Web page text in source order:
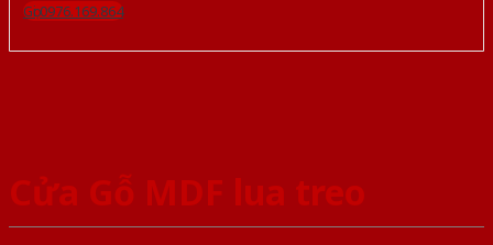
Gọi 0976.169.864
Cửa Gỗ MDF lua treo